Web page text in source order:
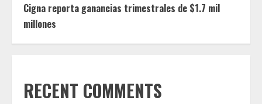
Cigna reporta ganancias trimestrales de $1.7 mil
millones
RECENT COMMENTS